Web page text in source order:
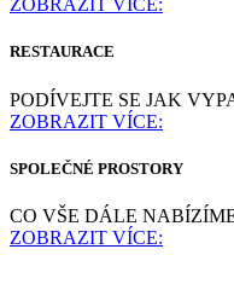
ZOBRAZIT VÍCE:
RESTAURACE
PODÍVEJTE SE JAK
ZOBRAZIT VÍCE:
SPOLEČNÉ PROSTORY
CO VŠE DÁLE
ZOBRAZIT VÍCE: